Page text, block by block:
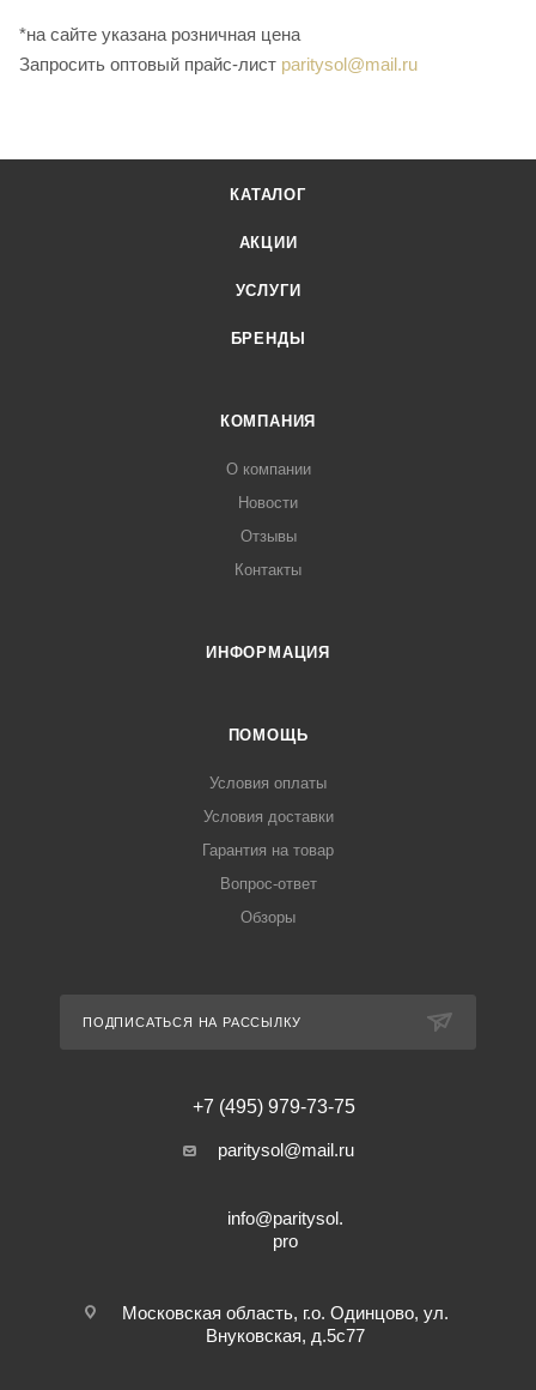
*на сайте указана розничная цена
Запросить оптовый прайс-лист paritysol@mail.ru
КАТАЛОГ
АКЦИИ
УСЛУГИ
БРЕНДЫ
КОМПАНИЯ
О компании
Новости
Отзывы
Контакты
ИНФОРМАЦИЯ
ПОМОЩЬ
Условия оплаты
Условия доставки
Гарантия на товар
Вопрос-ответ
Обзоры
ПОДПИСАТЬСЯ НА РАССЫЛКУ
+7 (495) 979-73-75
paritysol@mail.ru
info@paritysol.
pro
Московская область, г.о. Одинцово, ул.
Внуковская, д.5с77